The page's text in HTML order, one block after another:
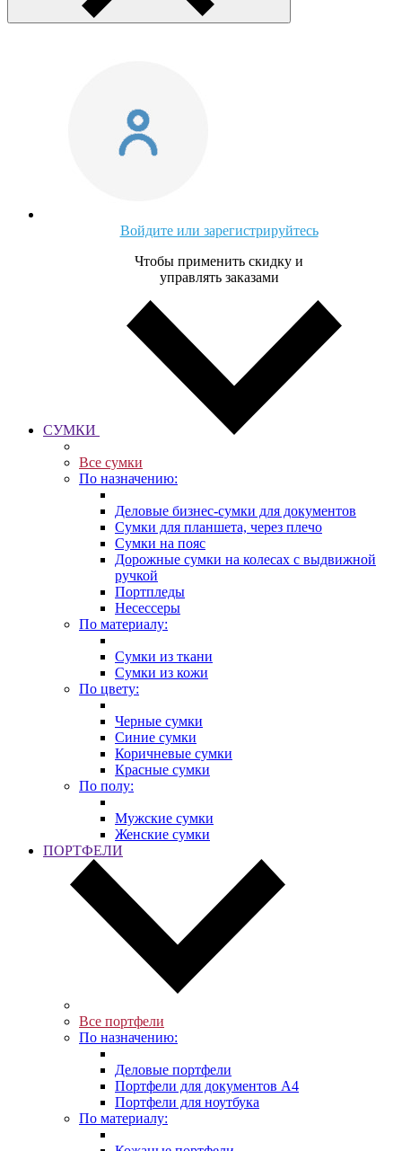
Войдите или зарегистрируйтесь
Чтобы применить скидку и
управлять заказами
СУМКИ
Все сумки
По назначению:
Деловые бизнес-сумки для документов
Сумки для планшета, через плечо
Сумки на пояс
Дорожные сумки на колесах с выдвижной
ручкой
Портпледы
Несессеры
По материалу:
Сумки из ткани
Сумки из кожи
По цвету:
Черные сумки
Синие сумки
Коричневые сумки
Красные сумки
По полу:
Мужские сумки
Женские сумки
ПОРТФЕЛИ
Все портфели
По назначению:
Деловые портфели
Портфели для документов A4
Портфели для ноутбука
По материалу: